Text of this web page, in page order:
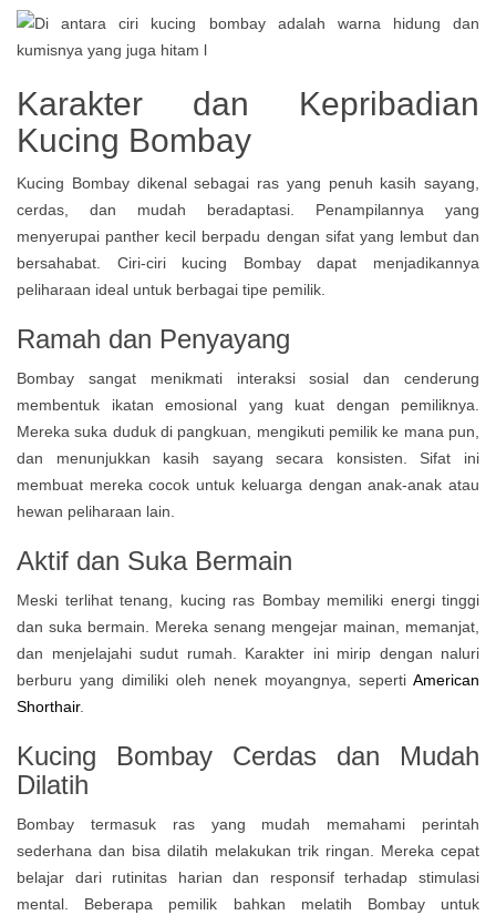
Karakter dan Kepribadian
Kucing Bombay
Kucing Bombay dikenal sebagai ras yang penuh kasih sayang,
cerdas, dan mudah beradaptasi. Penampilannya yang
menyerupai panther kecil berpadu dengan sifat yang lembut dan
bersahabat. Ciri-ciri kucing Bombay dapat menjadikannya
peliharaan ideal untuk berbagai tipe pemilik.
Ramah dan Penyayang
Bombay sangat menikmati interaksi sosial dan cenderung
membentuk ikatan emosional yang kuat dengan pemiliknya.
Mereka suka duduk di pangkuan, mengikuti pemilik ke mana pun,
dan menunjukkan kasih sayang secara konsisten. Sifat ini
membuat mereka cocok untuk keluarga dengan anak-anak atau
hewan peliharaan lain.
Aktif dan Suka Bermain
Meski terlihat tenang, kucing ras Bombay memiliki energi tinggi
dan suka bermain. Mereka senang mengejar mainan, memanjat,
dan menjelajahi sudut rumah. Karakter ini mirip dengan naluri
berburu yang dimiliki oleh nenek moyangnya, seperti American
Shorthair.
Kucing Bombay Cerdas dan Mudah
Dilatih
Bombay termasuk ras yang mudah memahami perintah
sederhana dan bisa dilatih melakukan trik ringan. Mereka cepat
belajar dari rutinitas harian dan responsif terhadap stimulasi
mental. Beberapa pemilik bahkan melatih Bombay untuk